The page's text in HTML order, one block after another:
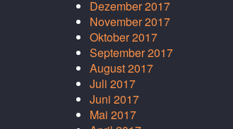
Dezember 2017
November 2017
Oktober 2017
September 2017
August 2017
Juli 2017
Juni 2017
Mai 2017